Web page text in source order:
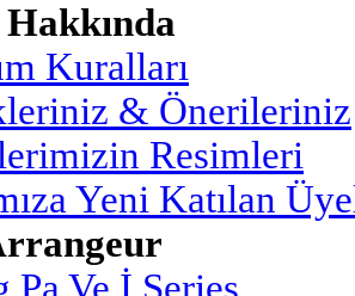
Kuralları
& Önerileriniz
Resimleri
Yeni Katılan